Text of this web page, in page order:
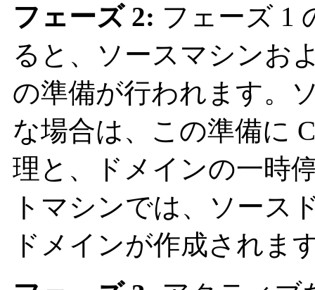
フェーズ 2: フェーズ 1
ると、ソースマシンお
の準備が行われます。
な場合は、この準備に
理と、ドメインの一時
トマシンでは、ソース
ドメインが作成されま